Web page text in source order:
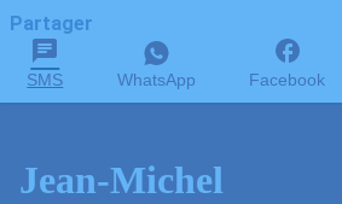
Partager
SMS WhatsApp Facebook
Jean-Michel